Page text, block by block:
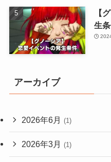
【
生
アーカイブ
2026年6月 (1)
2026年3月 (1)